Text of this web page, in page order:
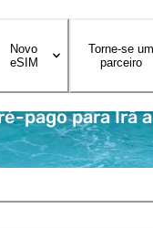
Novo
eSIM
Torne-se um
parceiro
pago para Irã